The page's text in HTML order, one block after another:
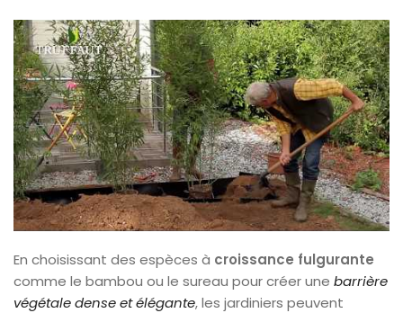
En choisissant des espèces à croissance fulgurante
comme le bambou ou le sureau pour créer une barrière
végétale dense et élégante, les jardiniers peuvent